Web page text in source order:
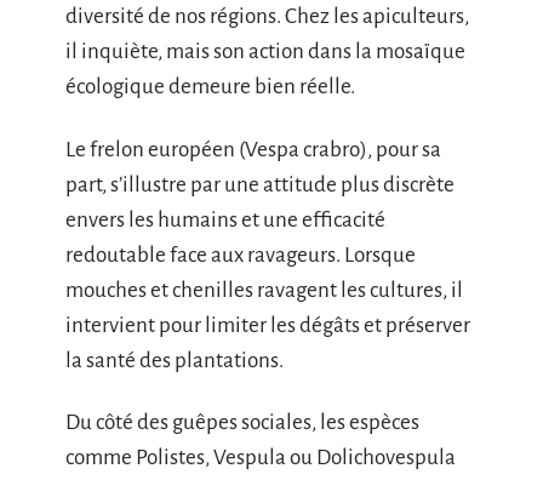
diversité de nos régions. Chez les apiculteurs,
il inquiète, mais son action dans la mosaïque
écologique demeure bien réelle.
Le frelon européen (Vespa crabro), pour sa
part, s’illustre par une attitude plus discrète
envers les humains et une efficacité
redoutable face aux ravageurs. Lorsque
mouches et chenilles ravagent les cultures, il
intervient pour limiter les dégâts et préserver
la santé des plantations.
Du côté des guêpes sociales, les espèces
comme Polistes, Vespula ou Dolichovespula